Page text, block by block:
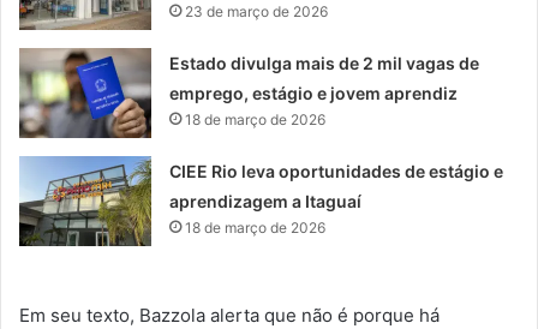
23 de março de 2026
Estado divulga mais de 2 mil vagas de
emprego, estágio e jovem aprendiz
18 de março de 2026
CIEE Rio leva oportunidades de estágio e
aprendizagem a Itaguaí
18 de março de 2026
Em seu texto, Bazzola alerta que não é porque há